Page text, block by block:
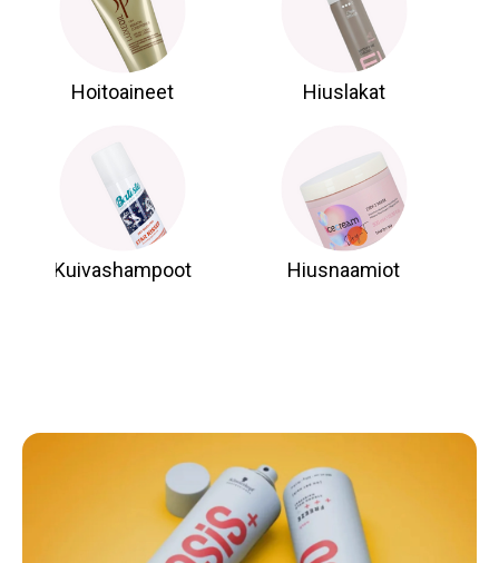
Hoitoaineet Hiuslakat
Kuivashampoot Hiusnaamiot